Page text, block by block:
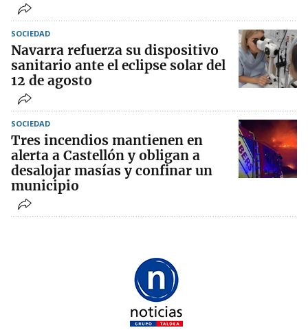
SOCIEDAD
Navarra refuerza su dispositivo
sanitario ante el eclipse solar del
12 de agosto
SOCIEDAD
Tres incendios mantienen en
alerta a Castellón y obligan a
desalojar masías y confinar un
municipio